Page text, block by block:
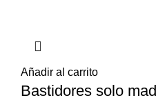
Añadir al carrito
Bastidores solo